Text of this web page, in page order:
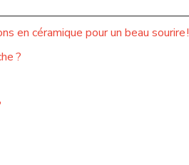
en céramique pour un beau sourire !
?